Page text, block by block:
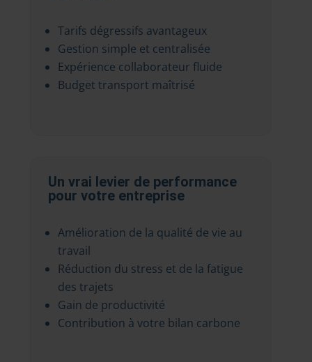
Tarifs dégressifs avantageux
Gestion simple et centralisée
Expérience collaborateur fluide
Budget transport maîtrisé
Un vrai levier de performance
pour votre entreprise
Amélioration de la qualité de vie au
travail
Réduction du stress et de la fatigue
des trajets
Gain de productivité
Contribution à votre bilan carbone